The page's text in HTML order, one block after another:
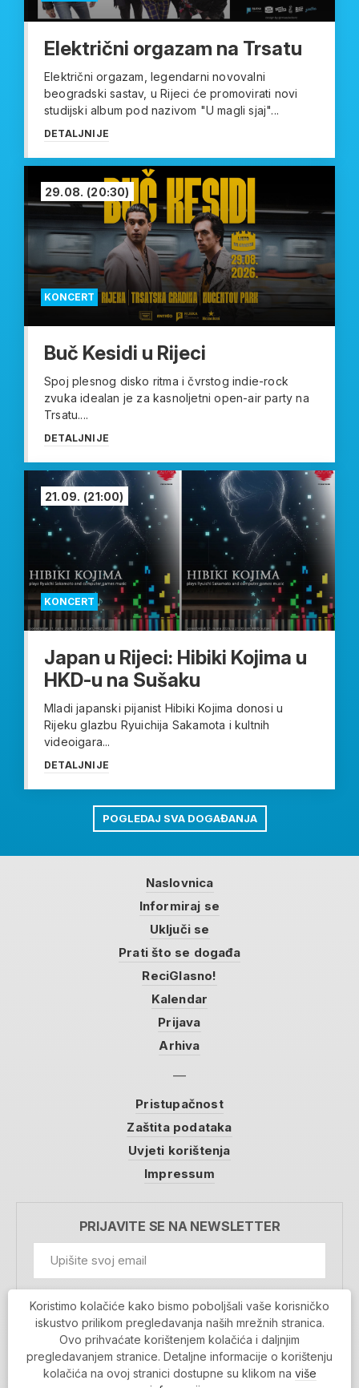
Električni orgazam na Trsatu
Električni orgazam, legendarni novovalni
beogradski sastav, u Rijeci će promovirati novi
studijski album pod nazivom "U magli sjaj"...
DETALJNIJE
KONCERT
29.08. (20:30)
Buč Kesidi u Rijeci
Spoj plesnog disko ritma i čvrstog indie-rock
zvuka idealan je za kasnoljetni open-air party na
Trsatu....
DETALJNIJE
KONCERT
21.09. (21:00)
Japan u Rijeci: Hibiki Kojima u
HKD-u na Sušaku
Mladi japanski pijanist Hibiki Kojima donosi u
Rijeku glazbu Ryuichija Sakamota i kultnih
videoigara...
DETALJNIJE
POGLEDAJ SVA DOGAĐANJA
Naslovnica
Informiraj se
Uključi se
Prati što se događa
ReciGlasno!
Kalendar
Prijava
Arhiva
Pristupačnost
Zaštita podataka
Uvjeti korištenja
Impressum
PRIJAVITE SE NA NEWSLETTER
Prihvaćam da se moji podaci spremaju u bazu
podataka i koriste u svrhu slanja MojaRijeka
newslettera
MOJARIJEKA NEWSLETTER
Koristimo kolačiće kako bismo poboljšali vaše korisničko
iskustvo prilikom pregledavanja naših mrežnih stranica.
Ovo prihvaćate korištenjem kolačića i daljnjim
pregledavanjem stranice. Detaljne informacije o korištenju
kolačića na ovoj stranici dostupne su klikom na više